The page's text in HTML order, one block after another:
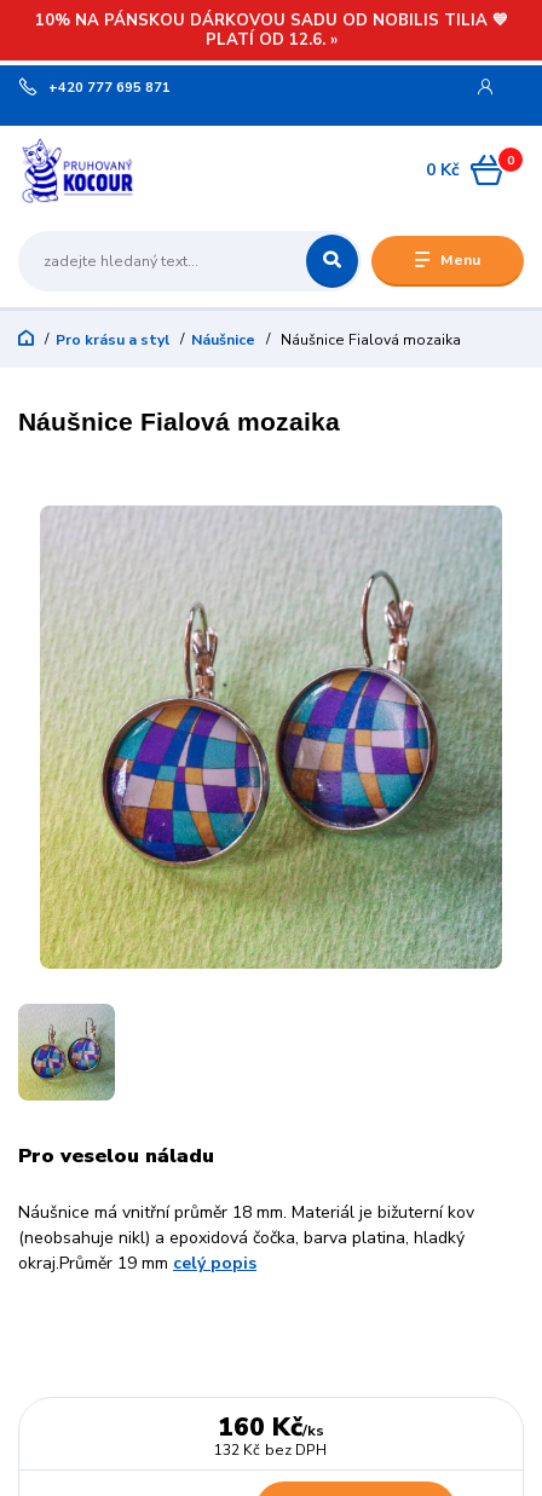
10% NA PÁNSKOU DÁRKOVOU SADU OD NOBILIS TILIA 💙
PLATÍ OD 12.6. »
Menu
+420 777 695 871
0
0 Kč
Pro krásu a styl Náušnice Náušnice Fialová mozaika
Náušnice Fialová mozaika
Pro veselou náladu
Náušnice má vnitřní průměr 18 mm. Materiál je bižuterní kov
(neobsahuje nikl) a epoxidová čočka, barva platina, hladký
okraj.Průměr 19 mm celý popis
160 Kč/ks
132 Kč bez DPH